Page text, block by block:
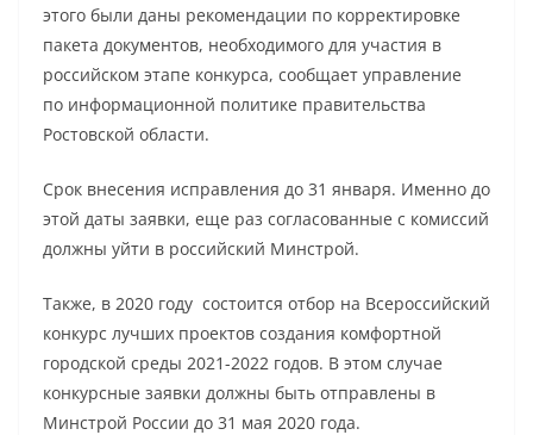
этого были даны рекомендации по корректировке
пакета документов, необходимого для участия в
российском этапе конкурса, сообщает управление
по информационной политике правительства
Ростовской области.
Срок внесения исправления до 31 января. Именно до
этой даты заявки, еще раз согласованные с комиссий
должны уйти в российский Минстрой.
Также, в 2020 году состоится отбор на Всероссийский
конкурс лучших проектов создания комфортной
городской среды 2021-2022 годов. В этом случае
конкурсные заявки должны быть отправлены в
Минстрой России до 31 мая 2020 года.